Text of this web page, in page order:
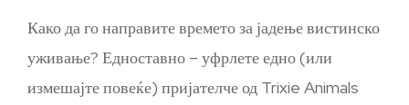
Како да го направите времето за јадење вистинско
уживање? Едноставно – уфрлете едно (или
измешајте повеќе) пријателче од Trixie Animals